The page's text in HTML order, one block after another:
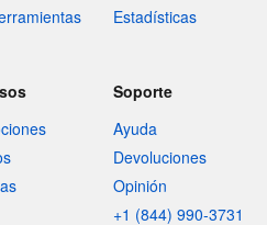
Estadísticas
Soporte
Ayuda
Devoluciones
Opinión
+1 (844) 990-3731